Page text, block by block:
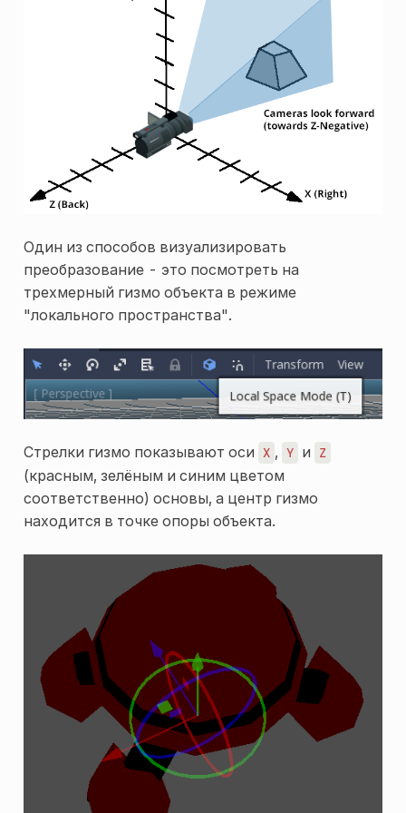
Один из способов визуализировать
преобразование - это посмотреть на
трехмерный гизмо объекта в режиме
"локального пространства".
Стрелки гизмо показывают оси X , Y и Z
(красным, зелёным и синим цветом
соответственно) основы, а центр гизмо
находится в точке опоры объекта.